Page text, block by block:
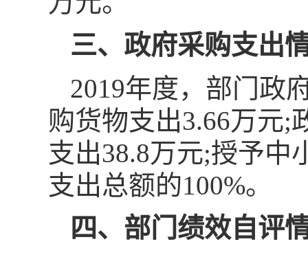
三、政府采购支出
2019年度，部门政
购货物支出3.66万元;
支出38.8万元;授予中
支出总额的100%。
四、部门绩效自评